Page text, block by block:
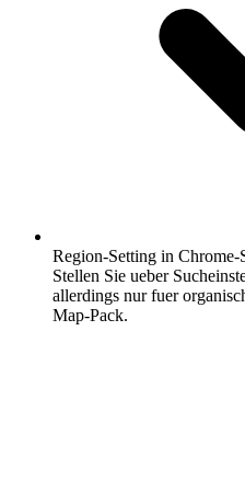
Region-Setting in Chrome-
Stellen Sie ueber
allerdings nur fuer
Map-Pack.